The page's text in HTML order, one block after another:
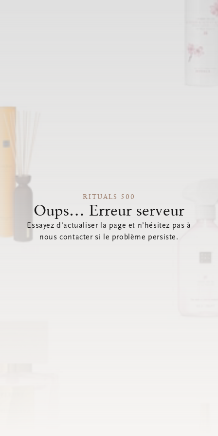
RITUALS 500
Oups… Erreur serveur
Essayez d’actualiser la page et n’hésitez pas à
nous contacter si le problème persiste.